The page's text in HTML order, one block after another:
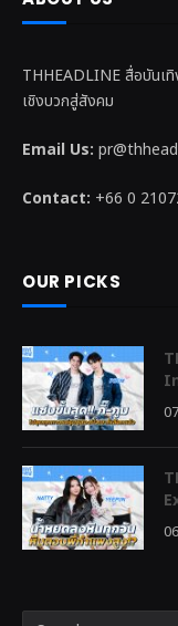
THHEADLINE สื่อบันเ
เชิงบวกสู่สังคม
Email Us:
Contact: +66 0
OUR PICKS